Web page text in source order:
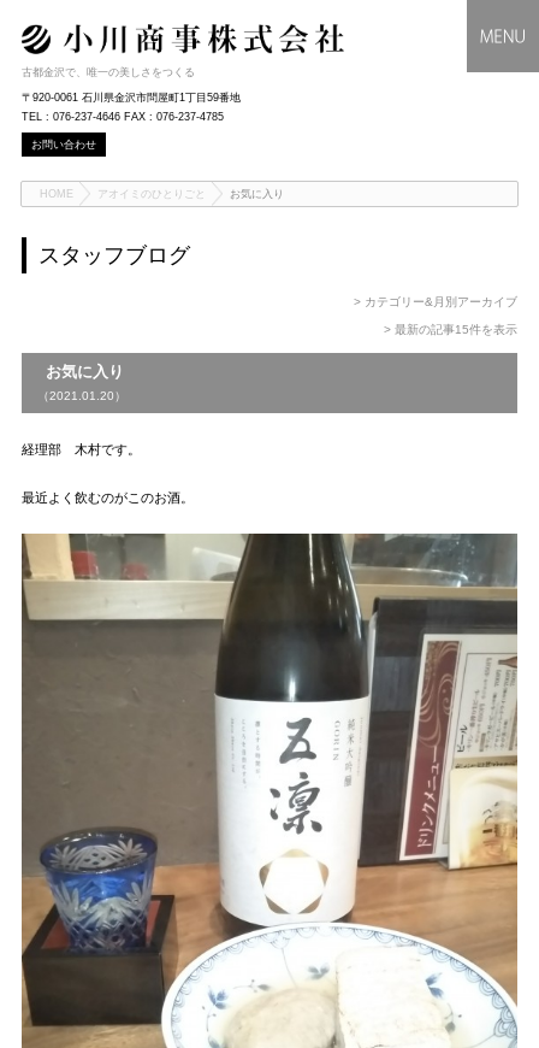
古都金沢で、唯一の美しさをつくる
〒920-0061 石川県金沢市問屋町1丁目59番地
TEL : 076-237-4646 FAX : 076-237-4785
お問い合わせ
HOME アオイミのひとりごと お気に入り
スタッフブログ
> カテゴリー&月別アーカイブ
> 最新の記事15件を表示
お気に入り
（2021.01.20）
経理部 木村です。
最近よく飲むのがこのお酒。